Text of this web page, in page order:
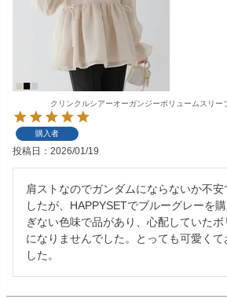
クリンクルシアーオーガンジーボリュームスリー
購入者
投稿日 2026/01/19
肩ストなのでガンダムにならないか不安
したが、HAPPYSETでブルーグレーを
ぎない色味で品があり、心配していた
になりませんでした。とっても可愛くて
した。